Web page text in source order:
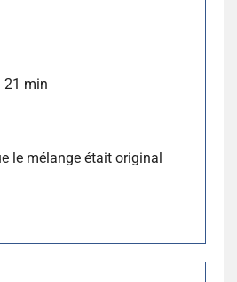
21 min
le mélange était original